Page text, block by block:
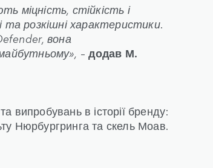
міцність, стійкість і
та розкішні характеристики.
вона
– додав М.
випробувань в історії бренду:
Нюрбургринга та скель Моав.